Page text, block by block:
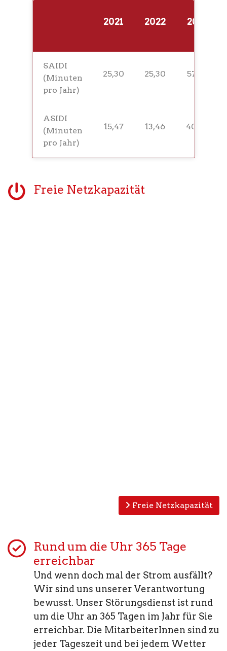
2021 2022 2023
SAIDI
(Minuten
pro Jahr)
25,30 25,30 57,50
ASIDI
(Minuten
pro Jahr)
15,47 13,46 40,80
Freie Netzkapazität
Freie Netzkapazität
Rund um die Uhr 365 Tage
erreichbar
Und wenn doch mal der Strom ausfällt?
Wir sind uns unserer Verantwortung
bewusst. Unser Störungsdienst ist rund
um die Uhr an 365 Tagen im Jahr für Sie
erreichbar. Die MitarbeiterInnen sind zu
jeder Tageszeit und bei jedem Wetter